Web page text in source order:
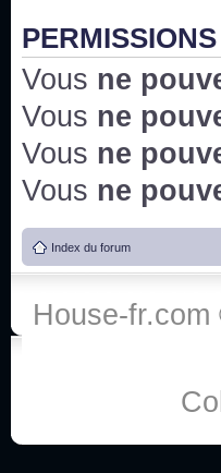
Vous ne
Vous ne
Vous ne
Vous ne
Index du forum
House-